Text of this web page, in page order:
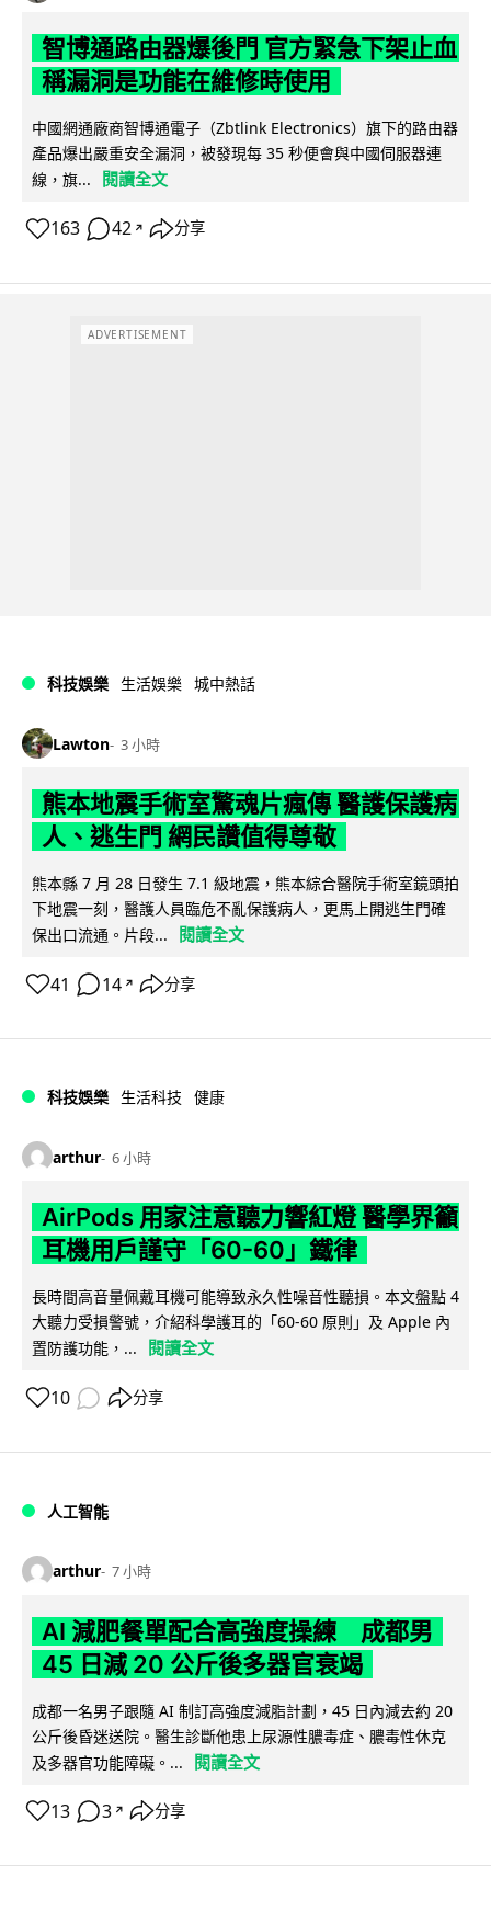
智博通路由器爆後門 官方緊急下架止血
稱漏洞是功能在維修時使用
中國網通廠商智博通電子（Zbtlink Electronics）旗下的路由器
產品爆出嚴重安全漏洞，被發現每 35 秒便會與中國伺服器連
線，旗...
閱讀全文
163 42 ↗ 分享
ADVERTISEMENT
科技娛樂 生活娛樂 城中熱話
Lawton 3 小時
熊本地震手術室驚魂片瘋傳 醫護保護病
人、逃生門 網民讚值得尊敬
熊本縣 7 月 28 日發生 7.1 級地震，熊本綜合醫院手術室鏡頭拍
下地震一刻，醫護人員臨危不亂保護病人，更馬上開逃生門確
保出口流通。片段...
閱讀全文
41 14 ↗ 分享
科技娛樂 生活科技 健康
arthur 6 小時
AirPods 用家注意聽力響紅燈 醫學界籲
耳機用戶謹守「60-60」鐵律
長時間高音量佩戴耳機可能導致永久性噪音性聽損。本文盤點 4
大聽力受損警號，介紹科學護耳的「60-60 原則」及 Apple 內
置防護功能，...
閱讀全文
10 分享
人工智能
arthur 7 小時
AI 減肥餐單配合高強度操練 成都男
45 日減 20 公斤後多器官衰竭
成都一名男子跟隨 AI 制訂高強度減脂計劃，45 日內減去約 20
公斤後昏迷送院。醫生診斷他患上尿源性膿毒症、膿毒性休克
及多器官功能障礙。...
閱讀全文
13 3 ↗ 分享